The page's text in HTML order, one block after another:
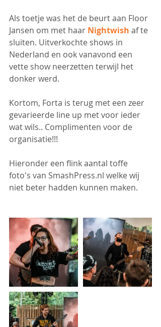
Als toetje was het de beurt aan Floor
Jansen om met haar Nightwish af te
sluiten. Uitverkochte shows in
Nederland en ook vanavond een
vette show neerzetten terwijl het
donker werd.
Kortom, Forta is terug met een zeer
gevarieerde line up met voor ieder
wat wils.. Complimenten voor de
organisatie!!!
Hieronder een flink aantal toffe
foto's van SmashPress.nl welke wij
niet beter hadden kunnen maken.